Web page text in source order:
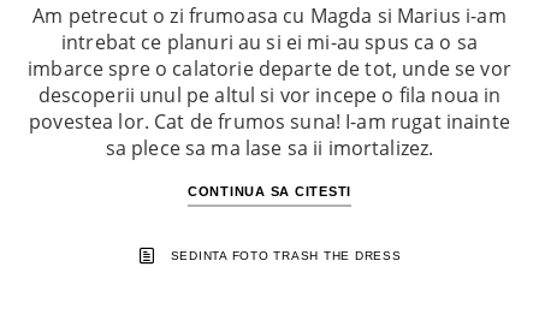
Am petrecut o zi frumoasa cu Magda si Marius i-am
intrebat ce planuri au si ei mi-au spus ca o sa
imbarce spre o calatorie departe de tot, unde se vor
descoperii unul pe altul si vor incepe o fila noua in
povestea lor. Cat de frumos suna! I-am rugat inainte
sa plece sa ma lase sa ii imortalizez.
CONTINUA SA CITESTI
SEDINTA FOTO TRASH THE DRESS